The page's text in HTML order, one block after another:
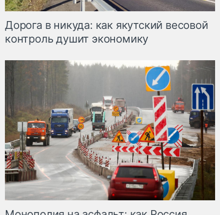
Дорога в никуда: как якутский весовой
контроль душит экономику